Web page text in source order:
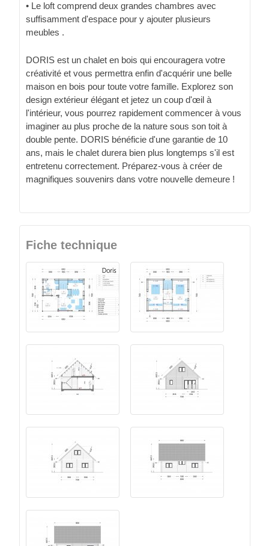
• Le loft comprend deux grandes chambres avec
suffisamment d'espace pour y ajouter plusieurs
meubles .
DORIS est un chalet en bois qui encouragera votre
créativité et vous permettra enfin d'acquérir une belle
maison en bois pour toute votre famille. Explorez son
design extérieur élégant et jetez un coup d'œil à
l'intérieur, vous pourrez rapidement commencer à vous
imaginer au plus proche de la nature sous son toit à
double pente. DORIS bénéficie d'une garantie de 10
ans, mais le chalet durera bien plus longtemps s'il est
entretenu correctement. Préparez-vous à créer de
magnifiques souvenirs dans votre nouvelle demeure !
Fiche technique